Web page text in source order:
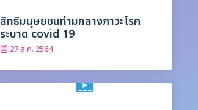
สิทธิมนุษยชนท่ามกลางภาวะโรค
ระบาด covid 19
27 ส.ค. 2564